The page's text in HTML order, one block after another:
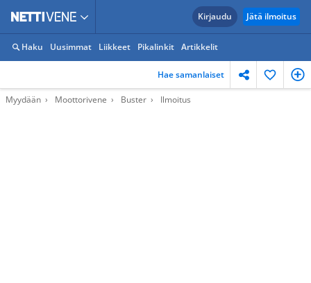
Kirjaudu Jätä ilmoitus
Haku Uusimmat Liikkeet Pikalinkit Artikkelit
Hae samanlaiset
Myydään Moottorivene Buster Ilmoitus